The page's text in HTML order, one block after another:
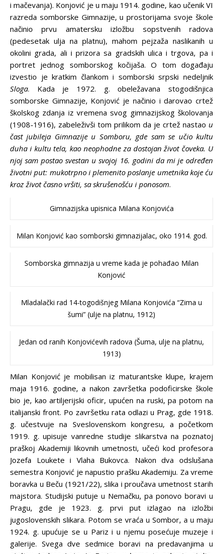
i mačevanja). Konjović je u maju 1914. godine, kao učenik VI
razreda somborske Gimnazije, u prostorijama svoje škole
načinio prvu amatersku izložbu sopstvenih radova
(pedesetak ulja na platnu), mahom pejzaža naslikanih u
okolini grada, ali i prizora sa gradskih ulica i trgova, pa i
portret jednog somborskog kočijaša. O tom događaju
izvestio je kratkim člankom i somborski srpski nedeljnik
Sloga. Kada je 1972. g. obeležavana stogodišnjica
somborske Gimnazije, Konjović je načinio i darovao crtež
školskog zdanja iz vremena svog gimnazijskog školovanja
(1908-1916), zabeleživši tom prilikom da je crtež nastao u
čast jubileja Gimnazije u Somboru, gde sam se učio kultu
duha i kultu tela, kao neophodne za dostojan život čoveka. U
njoj sam postao svestan u svojoj 16. godini da mi je određen
životni put: mukotrpno i plemenito poslanje umetnika koje ću
kroz život časno vršiti, sa skrušenošću i ponosom.
Gimnazijska upisnica Milana Konjovića
Milan Konjović kao somborski gimnazijalac, oko 1914. god.
Somborska gimnazija u vreme kada je pohađao Milan
Konjović
Mladalački rad 14-togodišnjeg Milana Konjovića “Zima u
šumi” (ulje na platnu, 1912)
Jedan od ranih Konjovićevih radova (Šuma, ulje na platnu,
1913)
Milan Konjović je mobilisan iz maturantske klupe, krajem
maja 1916. godine, a nakon završetka podoficirske škole
bio je, kao artiljerijski oficir, upućen na ruski, pa potom na
italijanski front. Po završetku rata odlazi u Prag, gde 1918.
g. učestvuje na Sveslovenskom kongresu, a početkom
1919. g. upisuje vanredne studije slikarstva na poznatoj
praškoj Akademiji likovnih umetnosti, učeći kod profesora
Jozefa Loukete i Vlaha Bukovca. Nakon dva odslušana
semestra Konjović je napustio prašku Akademiju. Za vreme
boravka u Beču (1921/22), slika i proučava umetnost starih
majstora. Studijski putuje u Nemačku, pa ponovo boravi u
Pragu, gde je 1923. g. prvi put izlagao na izložbi
jugoslovenskih slikara. Potom se vraća u Sombor, a u maju
1924. g. upućuje se u Pariz i u njemu posećuje muzeje i
galerije. Svega dve sedmice boravi na predavanjima u